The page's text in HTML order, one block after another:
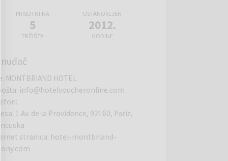
PRISUTNI NA
5
TRŽIŠTA
USTANOVLJEN
2012.
GODINE
: MONTBRIAND HOTEL
: info@hotelvoucheronline.com
:
: 1 Av. de la Providence, 92160, Pariz,
stranica: hotel-montbriand-